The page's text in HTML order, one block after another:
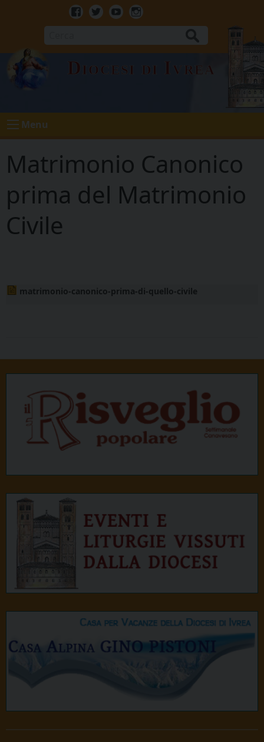
Facebook
TwitterYoutubeInstagram
Diocesi di Ivrea
Menu
Matrimonio Canonico
prima del Matrimonio
Civile
matrimonio-canonico-prima-di-quello-civile